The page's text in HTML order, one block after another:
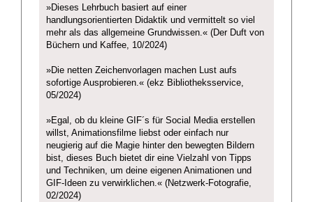
»Dieses Lehrbuch basiert auf einer
handlungsorientierten Didaktik und vermittelt so viel
mehr als das allgemeine Grundwissen.« (Der Duft von
Büchern und Kaffee, 10/2024)
»Die netten Zeichenvorlagen machen Lust aufs
sofortige Ausprobieren.« (ekz Bibliotheksservice,
05/2024)
»Egal, ob du kleine GIF´s für Social Media erstellen
willst, Animationsfilme liebst oder einfach nur
neugierig auf die Magie hinter den bewegten Bildern
bist, dieses Buch bietet dir eine Vielzahl von Tipps
und Techniken, um deine eigenen Animationen und
GIF-Ideen zu verwirklichen.« (Netzwerk-Fotografie,
02/2024)